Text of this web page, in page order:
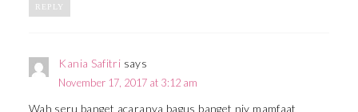
REPLY
Kania Safitri says
November 17, 2017 at 3:12 am
Wah seru banget acaranya bagus banget niy mamfaat